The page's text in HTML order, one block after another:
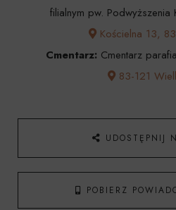
filialnym pw. Podwyższenia
Kościelna 13,
Cmentarz: Cmentarz
83-121
UDOSTĘPNIJ
POBIERZ